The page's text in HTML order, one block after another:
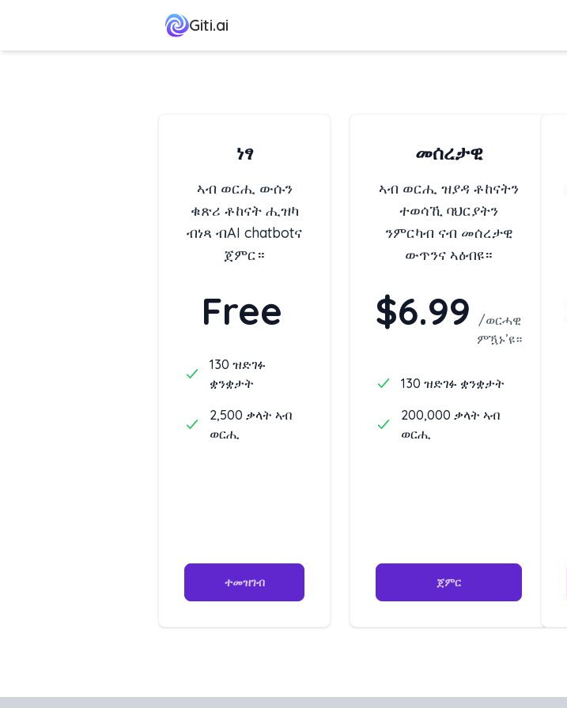
Giti.ai
ነፃ
ኣብ ወርሒ ውሱን
ቁጽሪ ቶከናት ሒዝካ
ብነጻ ብAI chatbotና
ጀምር።
Free
130 ዝድገፉ
ቋንቋታት
2,500 ቃላት ኣብ
ወርሒ
ተመዝገብ
መሰረታዊ
ኣብ ወርሒ ዝያዳ ቶከናትን
ተወሳኺ ባህርያትን
ንምርካብ ናብ መሰረታዊ
ውጥንና ኣዕብዩ።
$6.99 /ወርሓዊ
ምዃኑ’ዩ።
130 ዝድገፉ ቋንቋታት
200,000 ቃላት ኣብ
ወርሒ
ጀምር